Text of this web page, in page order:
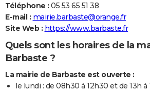
Téléphone : 05 53 65 51 38
E-mail : mairie.barbaste@orange.fr
Site Web : https://www.barbaste.fr
Quels sont les horaires de la
Barbaste ?
La mairie de Barbaste est ouverte :
le lundi : de 08h30 à 12h30 et de 13h à